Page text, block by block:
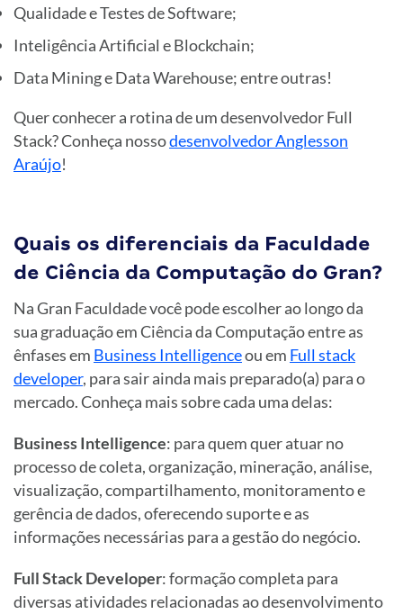
Qualidade e Testes de Software;
Inteligência Artificial e Blockchain;
Data Mining e Data Warehouse; entre outras!
Quer conhecer a rotina de um desenvolvedor Full
Stack? Conheça nossodesenvolvedor Anglesson
Araújo!
Quais os diferenciais da Faculdade
de Ciência da Computação do Gran?
Na Gran Faculdade você pode escolher ao longo da
sua graduação em Ciência da Computação entre as
ênfases em Business Intelligenceou em Full stack
developer, para sair ainda mais preparado(a) para o
mercado. Conheça mais sobre cada uma delas:
Business Intelligence: para quem quer atuar no
processo de coleta, organização, mineração, análise,
visualização, compartilhamento, monitoramento e
gerência de dados, oferecendo suporte e as
informações necessárias para a gestão do negócio.
Full Stack Developer: formação completa para
diversas atividades relacionadas ao desenvolvimento